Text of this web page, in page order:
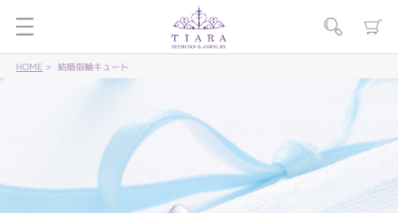
HOME 結婚指輪キュート